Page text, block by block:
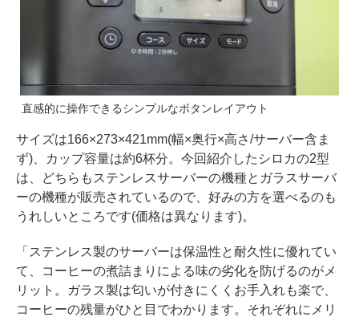
直感的に操作できるシンプルなボタンレイアウト
サイズは166×273×421mm(幅×奥行×高さ/サーバー含ま
ず)、カップ容量は約6杯分。今回紹介したシロカの2型
は、どちらもステンレスサーバーの機種とガラスサーバ
ーの機種が販売されているので、好みの方を選べるのも
うれしいところです(価格は異なります)。
「ステンレス製のサーバーは保温性と耐久性に優れてい
て、コーヒーの煮詰まりによる味の劣化を防げるのがメ
リット。ガラス製は匂いが付きにくくお手入れも楽で、
コーヒーの残量がひと目でわかります。それぞれにメリ